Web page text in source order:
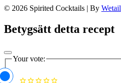
© 2026 Spirited Cocktails | By Wetail
Betygsätt detta recept
Your vote: